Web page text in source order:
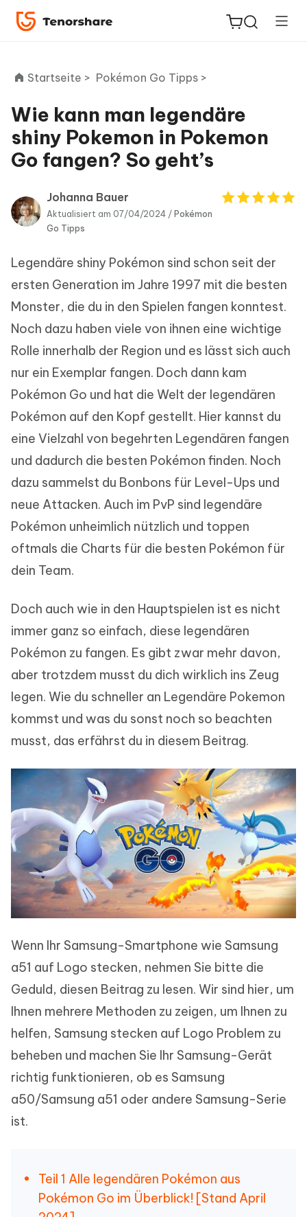
ReiBoot
for iOS
PDF
Editor
Neu
Startseite > Pokémon Go Tipps >
Wie kann man legendäre
shiny Pokemon in Pokemon
Go fangen? So geht’s
Johanna Bauer
Aktualisiert am 07/04/2024 / Pokémon
Go Tipps
Legendäre shiny Pokémon sind schon seit der
ersten Generation im Jahre 1997 mit die besten
Monster, die du in den Spielen fangen konntest.
Noch dazu haben viele von ihnen eine wichtige
Rolle innerhalb der Region und es lässt sich auch
nur ein Exemplar fangen. Doch dann kam
Pokémon Go und hat die Welt der legendären
Pokémon auf den Kopf gestellt. Hier kannst du
eine Vielzahl von begehrten Legendären fangen
und dadurch die besten Pokémon finden. Noch
dazu sammelst du Bonbons für Level-Ups und
neue Attacken. Auch im PvP sind legendäre
Pokémon unheimlich nützlich und toppen
oftmals die Charts für die besten Pokémon für
dein Team.
Doch auch wie in den Hauptspielen ist es nicht
immer ganz so einfach, diese legendären
Pokémon zu fangen. Es gibt zwar mehr davon,
aber trotzdem musst du dich wirklich ins Zeug
legen. Wie du schneller an Legendäre Pokemon
kommst und was du sonst noch so beachten
musst, das erfährst du in diesem Beitrag.
Wenn Ihr Samsung-Smartphone wie Samsung
a51 auf Logo stecken, nehmen Sie bitte die
Geduld, diesen Beitrag zu lesen. Wir sind hier, um
Ihnen mehrere Methoden zu zeigen, um Ihnen zu
helfen, Samsung stecken auf Logo Problem zu
beheben und machen Sie Ihr Samsung-Gerät
richtig funktionieren, ob es Samsung
a50/Samsung a51 oder andere Samsung-Serie
ist.
Teil 1 Alle legendären Pokémon aus
Pokémon Go im Überblick! [Stand April